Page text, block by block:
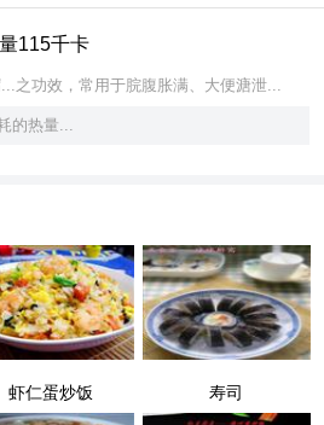
115千卡
之功效，常用于脘腹胀满、大便溏泄...
的热量...
虾仁蛋炒饭 寿司